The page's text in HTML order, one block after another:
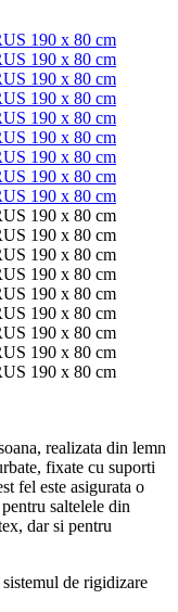
realizata din lemn
fixate cu suporti
fel este asigurata o
saltelele din
dar si pentru
de rigidizare